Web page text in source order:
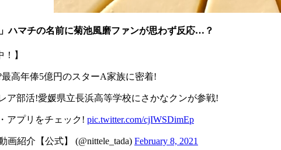
ハマチの名前に菊池風磨ファンが思わず反応…？
】
高年俸5億円のスターA家族に密着!
ア部活!愛媛県立長浜高等学校にさかなクンが参戦!
アプリをチェック! pic.twitter.com/cjIWSDimEp
紹介【公式】 (@nittele_tada) February 8, 2021